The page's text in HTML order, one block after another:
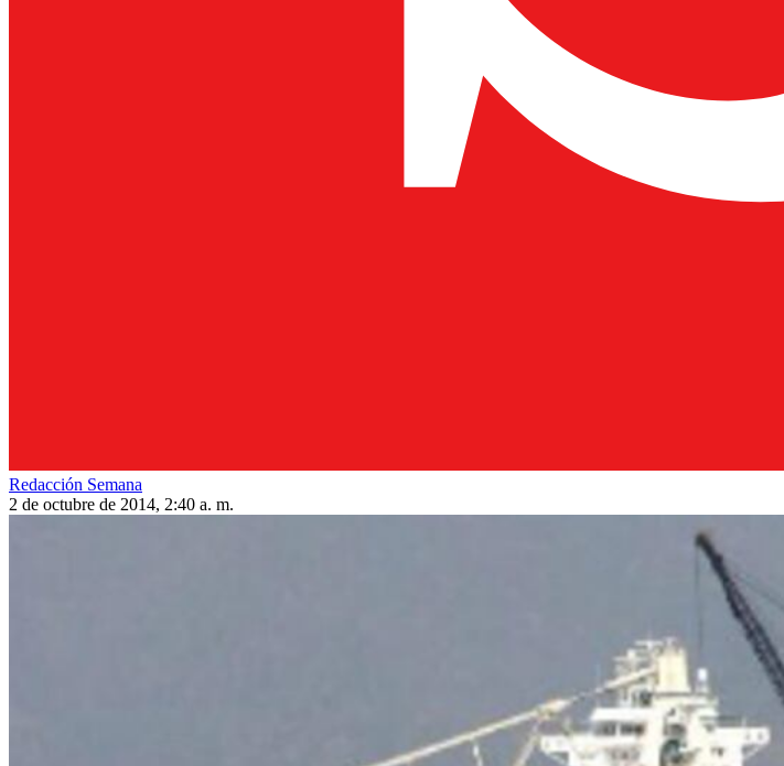
Redacción Semana
2 de octubre de 2014, 2:40 a. m.